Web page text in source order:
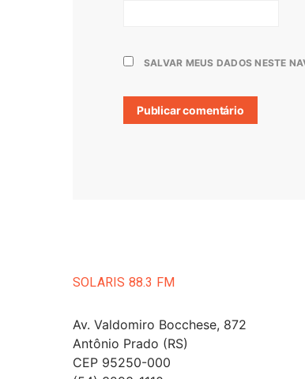
SALVAR MEUS DADOS NESTE
SOLARIS 88.3 FM
Av. Valdomiro Bocchese, 872
Antônio Prado (RS)
CEP 95250-000